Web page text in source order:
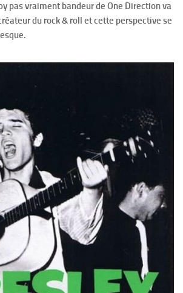
pas vraiment bandeur de One Direction va
du rock & roll et cette perspective se